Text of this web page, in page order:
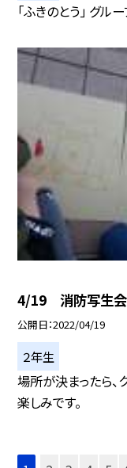
「ふきのとう」 グル
4/19 消防写生
公開日 2022/04/19
２年生
場所が決まったら、
楽しみです。